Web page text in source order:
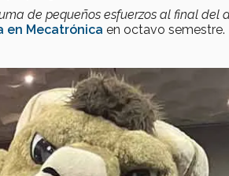
de pequeños esfuerzos al final del
en Mecatrónica en octavo semestre.